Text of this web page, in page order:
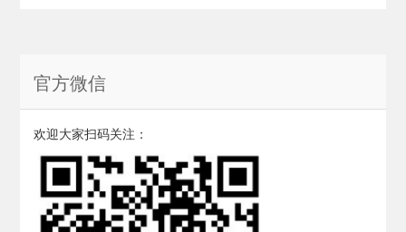
官方微信
欢迎大家扫码关注：